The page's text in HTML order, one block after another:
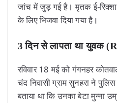
जांच में जुड़ गई है। मृतक ई-
के लिए भिजवा दिया गया है।
3 दिन से लापता था युवक
रविवार 18 मई को गंगनहर
चंद निवासी ग्राम सुनहरा ने
बताया था कि उनका बेटा मुन्ना